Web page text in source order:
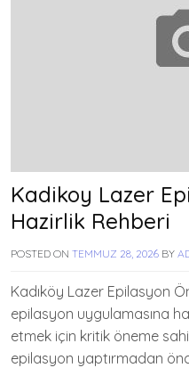
Kadikoy Lazer
Hazirlik Rehberi
POSTED ON TEMMUZ 28, 2026 BY
Kadıköy Lazer Epilasyon
epilasyon uygulamasına
etmek için kritik öneme
epilasyon yaptırmadan